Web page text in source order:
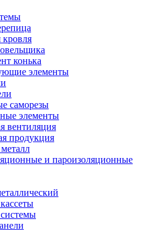
кровля
конька
элементы
саморезы
элементы
вентиляция
продукция
и пароизоляционные